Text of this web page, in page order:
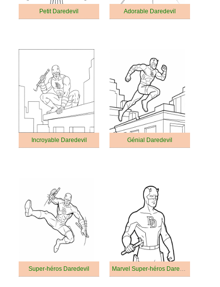
Petit Daredevil Adorable Daredevil
Incroyable Daredevil Génial Daredevil
Super-héros Daredevil Marvel Super-héros Daredevil